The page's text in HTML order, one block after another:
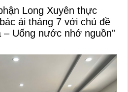
Long Xuyên thực
ái tháng 7 với chủ đề
Uống nước nhớ nguồn”